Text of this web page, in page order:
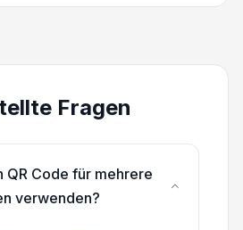
Fragen
QR Code für mehrere
verwenden?